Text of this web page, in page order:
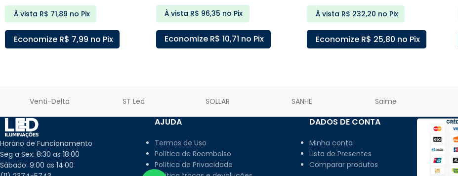
À vista R$ 71,89 no Pix
Economize R$ 7,99 no Pix
À vista R$ 96,35 no Pix
Economize R$ 10,71 no Pix
À vista R$ 232,20 no Pix
Economize R$ 25,80 no Pix
Venti-Delta ST Led SOLLAR SANHE Saime
Horário de Funcionamento
Seg a Sex: 8:30 as 18:00
Sábado: 9:00 as 14:00
AJUDA
Termos de Uso
Política de Reembolso
Política de Privacidade
DADOS DE CONTA
Minha conta
Lista de Presentes
Comparar produtos